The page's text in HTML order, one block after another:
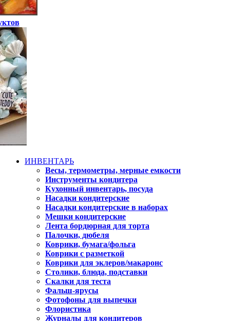
ИНВЕНТАРЬ
Весы, термометры, мерные емкости
Инструменты кондитера
Кухонный инвентарь, посуда
Насадки кондитерские
Насадки кондитерские в наборах
Мешки кондитерские
Лента бордюрная для торта
Палочки, дюбеля
Коврики, бумага/фольга
Коврики с разметкой
Коврики для эклеров/макаронс
Столики, блюда, подставки
Скалки для теста
Фальш-ярусы
Фотофоны для выпечки
Флористика
Журналы для кондитеров